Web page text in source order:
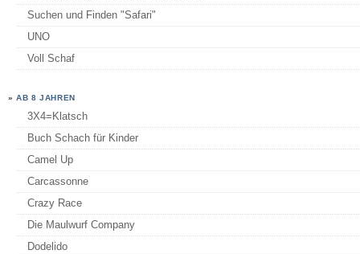
Suchen und Finden "Safari"
UNO
Voll Schaf
»AB 8 JAHREN
3X4=Klatsch
Buch Schach für Kinder
Camel Up
Carcassonne
Crazy Race
Die Maulwurf Company
Dodelido